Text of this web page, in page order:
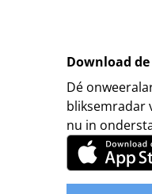
Download
Dé
bliksemradar
nu in